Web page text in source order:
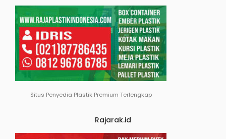
Situs Penyedia Plastik Premium Terlengkap
Rajarak.id